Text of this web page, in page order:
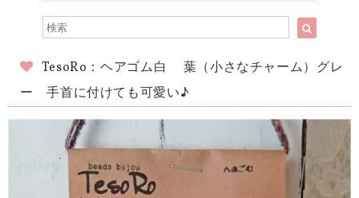
TesoRo：ヘアゴム白 葉（小さなチャーム）グレ
ー 手首に付けても可愛い♪